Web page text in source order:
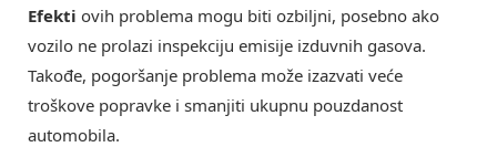
Efekti ovih problema mogu biti ozbiljni, posebno ako
vozilo ne prolazi inspekciju emisije izduvnih gasova.
Takođe, pogoršanje problema može izazvati veće
troškove popravke i smanjiti ukupnu pouzdanost
automobila.